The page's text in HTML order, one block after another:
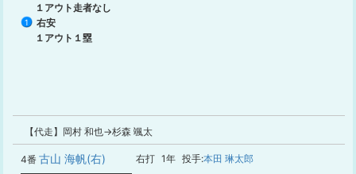
１アウト走者なし
1
右安
１アウト１塁
【代走】岡村 和也→杉森 颯太
4番 古山 海帆(右) 右打 1年 投手:本田 琳太郎